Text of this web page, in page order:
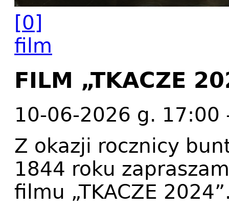
[0]
film
FILM „TKACZE
10-06-2026 g. 17:00
Z okazji rocznicy
1844 roku
filmu „TKACZE